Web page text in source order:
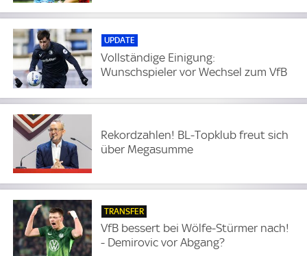
UPDATE
Vollständige Einigung:
Wunschspieler vor Wechsel zum VfB
Rekordzahlen! BL-Topklub freut sich
über Megasumme
TRANSFER
VfB bessert bei Wölfe-Stürmer nach!
- Demirovic vor Abgang?